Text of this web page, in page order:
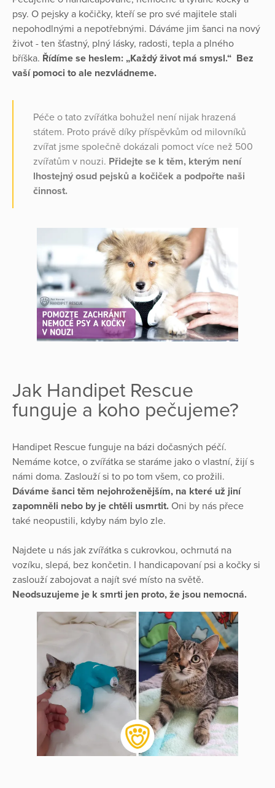
psy. O pejsky a kočičky, kteří se pro své majitele stali
nepohodlnými a nepotřebnými. Dáváme jim šanci na nový
život - ten šťastný, plný lásky, radosti, tepla a plného
bříška. Řídíme se heslem: „Každý život má smysl.“ Bez
vaší pomoci to ale nezvládneme.
Péče o tato zvířátka bohužel není nijak hrazená
státem. Proto právě díky příspěvkům od milovníků
zvířat jsme společně dokázali pomoct více než 500
zvířatům v nouzi. Přidejte se k těm, kterým není
lhostejný osud pejsků a kočiček a podpořte naši
činnost.
Jak Handipet Rescue
funguje a koho pečujeme?
Handipet Rescue funguje na bázi dočasných péčí.
Nemáme kotce, o zvířátka se staráme jako o vlastní, žijí s
námi doma. Zaslouží si to po tom všem, co prožili.
Dáváme šanci těm nejohroženějším, na které už jiní
zapomněli nebo by je chtěli usmrtit. Oni by nás přece
také neopustili, kdyby nám bylo zle.
Najdete u nás jak zvířátka s cukrovkou, ochrnutá na
vozíku, slepá, bez končetin. I handicapovaní psi a kočky si
zaslouží zabojovat a najít své místo na světě.
Neodsuzujeme je k smrti jen proto, že jsou nemocná.